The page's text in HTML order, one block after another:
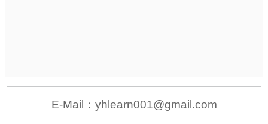
E-Mail： yhlearn001@gmail.com